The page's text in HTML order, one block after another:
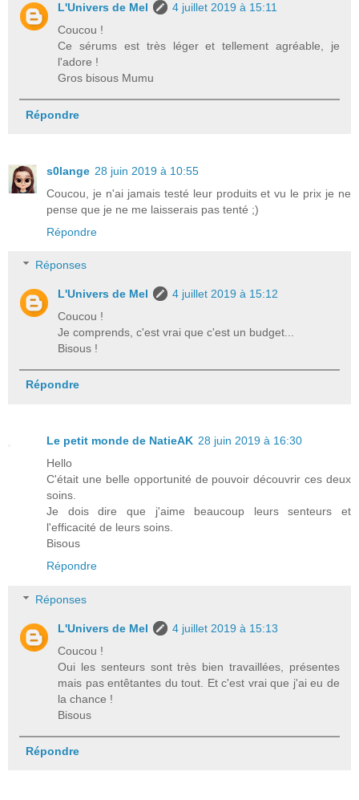
L'Univers de Mel
4 juillet 2019 à 15:11
Coucou !
Ce sérums est très léger et tellement agréable, je
l'adore !
Gros bisous Mumu
Répondre
s0lange 28 juin 2019 à 10:55
Coucou, je n'ai jamais testé leur produits et vu le prix je ne
pense que je ne me laisserais pas tenté ;)
Répondre
Réponses
L'Univers de Mel
4 juillet 2019 à 15:12
Coucou !
Je comprends, c'est vrai que c'est un budget...
Bisous !
Répondre
Le petit monde de NatieAK 28 juin 2019 à 16:30
Hello
C'était une belle opportunité de pouvoir découvrir ces deux
soins.
Je dois dire que j'aime beaucoup leurs senteurs et
l'efficacité de leurs soins.
Bisous
Répondre
Réponses
L'Univers de Mel
4 juillet 2019 à 15:13
Coucou !
Oui les senteurs sont très bien travaillées, présentes
mais pas entêtantes du tout. Et c'est vrai que j'ai eu de
la chance !
Bisous
Répondre